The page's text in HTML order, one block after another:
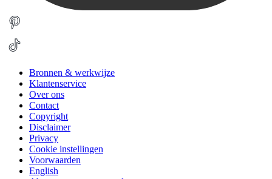
Bronnen & werkwijze
Klantenservice
Over ons
Contact
Copyright
Disclaimer
Privacy
Cookie instellingen
Voorwaarden
English